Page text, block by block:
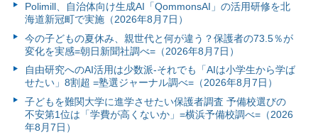
Polimill、自治体向け生成AI「QommonsAI」の活用研修を北
海道新冠町で実施（2026年8月7日）
今の子どもの夏休み、親世代と何が違う？保護者の73.5％が
変化を実感=朝日新聞社調べ=（2026年8月7日）
自由研究へのAI活用は少数派-それでも「AIは小学生から学ば
せたい」8割超 =塾選ジャーナル調べ=（2026年8月7日）
子どもを難関大学に進学させたい保護者調査 予備校選びの
不安第1位は「学費が高くないか」=横浜予備校調べ=（2026
年8月7日）